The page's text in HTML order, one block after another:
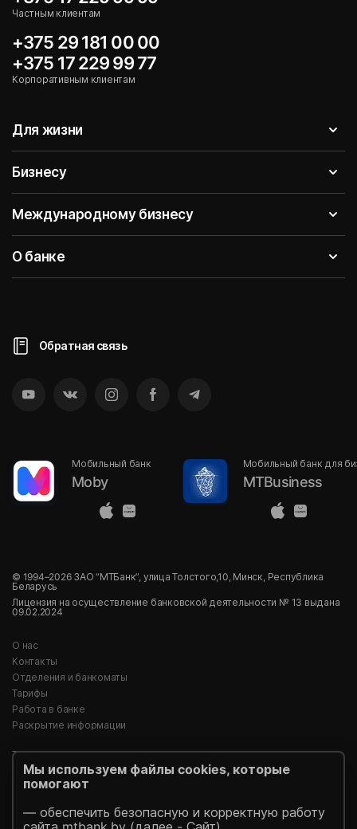
Частным клиентам
+375 29 181 00 00
+375 17 229 99 77
Корпоративным клиентам
Для жизни
Бизнесу
Международному бизнесу
О банке
Обратная связь
Мобильный банк
Moby
Мобильный банк для
MTBusiness
© 1994–2026 ЗАО “МТБанк”, улица Толстого,10, Минск, Республика
Беларусь
Лицензия на осуществление банковской деятельности № 13 выдана
09.02.2024
О нас
Контакты
Отделения и банкоматы
Тарифы
Работа в банке
Раскрытие информации
Тендеры
Реализация имущества
Пресс-центр
Безопасность платежей
Мы используем файлы cookies, которые
помогают
— обеспечить безопасную и корректную работу